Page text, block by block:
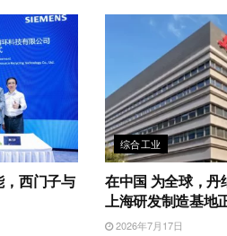
西门子与
综合工业
在中国 为全球，丹
上海研发制造基地
2026年7月17日